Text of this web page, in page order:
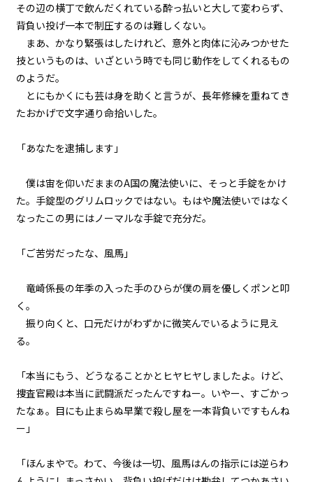
第１話
『Serial killer（連続殺人鬼）』
＜１８＞
『Serial killer（連続殺人鬼）』
＜１９＞
第１話
『Serial killer（連続殺人鬼）』
＜２１＞
＜２２＞
第１話
第１話
『Serial killer（連続殺人鬼）』
＜２４＞
『Monsters（怪物たち）』＜１
＞
その辺の横丁で飲んだくれている酔っ払いと大して変わらず、
背負い投げ一本で制圧するのは難しくない。
まあ、かなり緊張はしたけれど、意外と肉体に沁みつかせた
技というものは、いざという時でも同じ動作をしてくれるもの
のようだ。
とにもかくにも芸は身を助くと言うが、長年修練を重ねてき
たおかげで文字通り命拾いした。
「あなたを逮捕します」
僕は宙を仰いだままのA国の魔法使いに、そっと手錠をかけ
た。手錠型のグリムロックではない。もはや魔法使いではなく
なったこの男にはノーマルな手錠で充分だ。
「ご苦労だったな、風馬」
竜崎係長の年季の入った手のひらが僕の肩を優しくポンと叩
く。
振り向くと、口元だけがわずかに微笑んでいるように見え
る。
「本当にもう、どうなることかとヒヤヒヤしましたよ。けど、
捜査官殿は本当に武闘派だったんですねー。いやー、すごかっ
たなぁ。目にも止まらぬ早業で殺し屋を一本背負いですもんね
ー」
「ほんまやで。わて、今後は一切、風馬はんの指示には逆らわ